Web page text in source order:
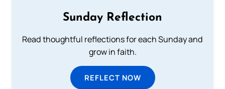
Sunday Reflection
Read thoughtful reflections for each Sunday and
grow in faith.
REFLECT NOW